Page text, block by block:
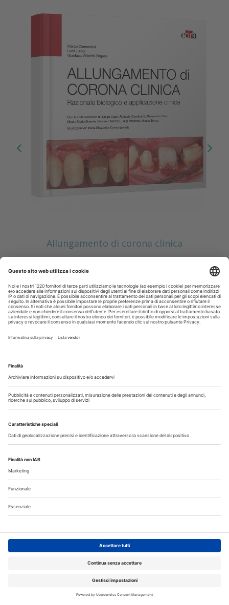
Allungamento di corona clinica
Scopri il nuovo numero
I più letti
Disinfettare lo spazzolino: i consigli da dare ai pazienti
La CAO richiama i direttori sanitari agli obblighi di
comunicazione all'Ordine dell’assunzione dell’incarico